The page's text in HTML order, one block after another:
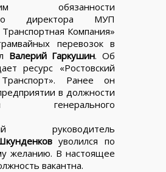
обязанности
директора МУП
Транспортная Компания»
перевозок в
Валерий Гаркушин. Об
ресурс «Ростовский
Ранее он
в должности
генерального
руководитель
уволился по
желанию. В настоящее
вакантна.